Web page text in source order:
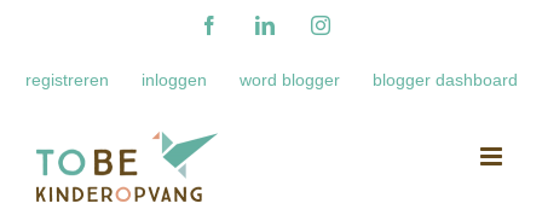
inhoud
FacebookLinkedInInstagram
registreren inloggen word blogger blogger dashboard